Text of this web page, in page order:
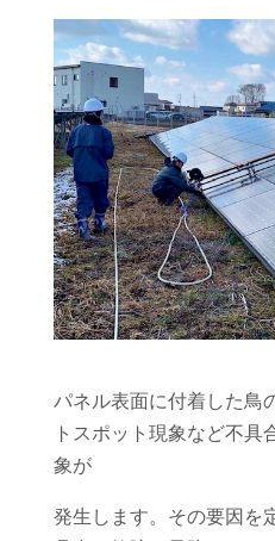
パネル表面に付着した鳥
トスポット現象など不具
象が
発生します。その要因を